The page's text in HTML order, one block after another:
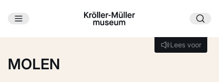
Ga naar hoofdinhoud
Lees voor
Lees voor
MOLEN